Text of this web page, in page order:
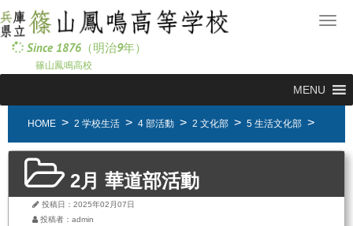
メ
ー
Since 1876（明治9年）
篠山鳳鳴高校
MENU
HOME 2 学校生活 4 部活動 2 文化部 5 生活文化部
2月 華道部活動
投稿日：2025年02月07日
投稿者：admin